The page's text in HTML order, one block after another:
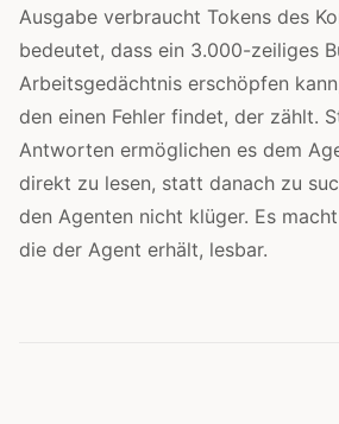
Ausgabe verbraucht Tokens des
bedeutet, dass ein 3.000-zeiliges
Arbeitsgedächtnis erschöpfen
den einen Fehler findet, der zählt.
Antworten ermöglichen es dem
direkt zu lesen, statt danach zu
den Agenten nicht klüger. Es
die der Agent erhält, lesbar.